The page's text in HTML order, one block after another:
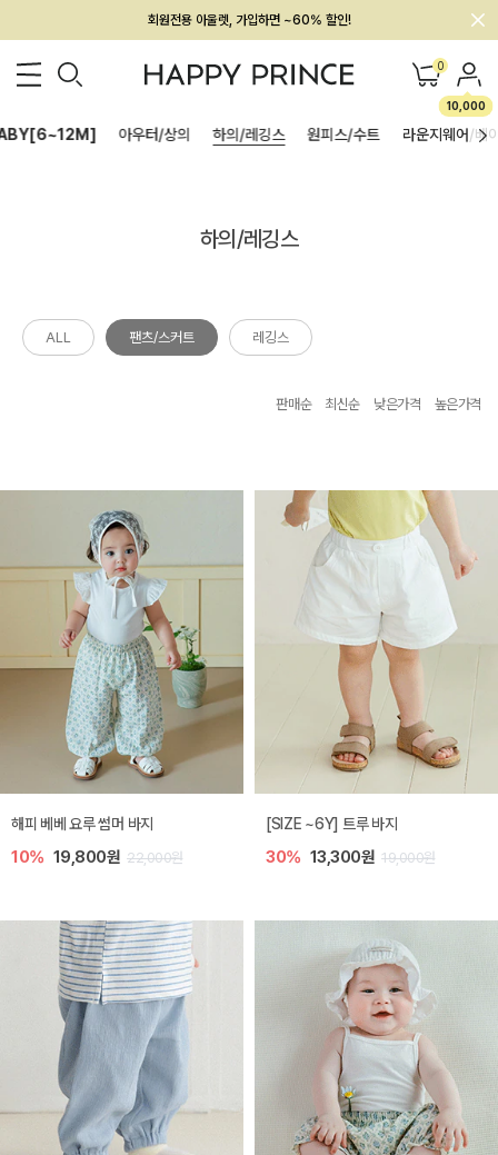
회원전용 아울렛, 가입하면 ~60% 할인!
멤버십 최대 28,000원 혜택 0
10,000
아우터/상의 하의/레깅스 원피스/수트 라운지웨어/베
하의/레깅스
ALL 팬츠/스커트 레깅스
판매순 최신순 낮은가격 높은가격
해피 베베 요루 썸머 바지
10% 19,800원 22,000원
[SIZE ~6Y] 트루 바지
30% 13,300원 19,000원